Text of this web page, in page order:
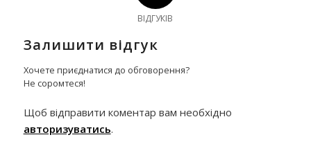
ВІДГУКІВ
Залишити відгук
Хочете приєднатися до обговорення?
Не соромтеся!
Щоб відправити коментар вам необхідно
авторизуватись.